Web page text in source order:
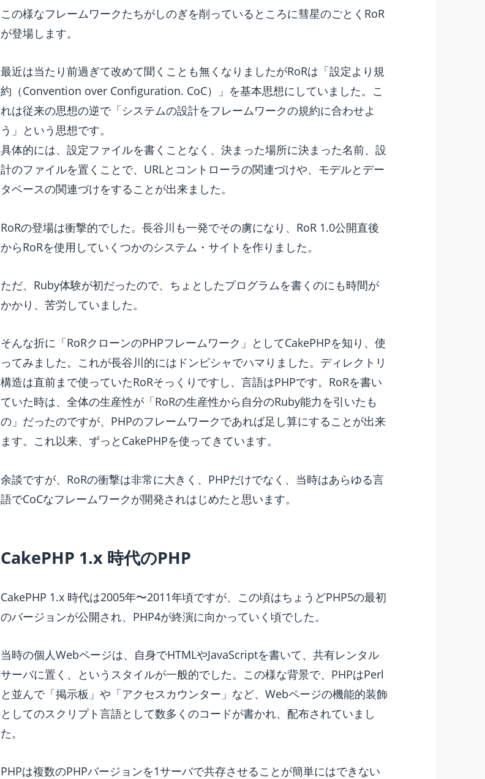
この様なフレームワークたちがしのぎを削っているところに彗星のごとくRoR
が登場します。
最近は当たり前過ぎて改めて聞くことも無くなりましたがRoRは「設定より規
約（Convention over Configuration. CoC）」を基本思想にしていました。こ
れは従来の思想の逆で「システムの設計をフレームワークの規約に合わせよ
う」という思想です。
具体的には、設定ファイルを書くことなく、決まった場所に決まった名前、設
計のファイルを置くことで、URLとコントローラの関連づけや、モデルとデー
タベースの関連づけをすることが出来ました。
RoRの登場は衝撃的でした。長谷川も一発でその虜になり、RoR 1.0公開直後
からRoRを使用していくつかのシステム・サイトを作りました。
ただ、Ruby体験が初だったので、ちょとしたプログラムを書くのにも時間が
かかり、苦労していました。
そんな折に「RoRクローンのPHPフレームワーク」としてCakePHPを知り、使
ってみました。これが長谷川的にはドンピシャでハマりました。ディレクトリ
構造は直前まで使っていたRoRそっくりですし、言語はPHPです。RoRを書い
ていた時は、全体の生産性が「RoRの生産性から自分のRuby能力を引いたも
の」だったのですが、PHPのフレームワークであれば足し算にすることが出来
ます。これ以来、ずっとCakePHPを使ってきています。
余談ですが、RoRの衝撃は非常に大きく、PHPだけでなく、当時はあらゆる言
語でCoCなフレームワークが開発されはじめたと思います。
CakePHP 1.x 時代のPHP
CakePHP 1.x 時代は2005年〜2011年頃ですが、この頃はちょうどPHP5の最初
のバージョンが公開され、PHP4が終演に向かっていく頃でした。
当時の個人Webページは、自身でHTMLやJavaScriptを書いて、共有レンタル
サーバに置く、というスタイルが一般的でした。この様な背景で、PHPはPerl
と並んで「掲示板」や「アクセスカウンター」など、Webページの機能的装飾
としてのスクリプト言語として数多くのコードが書かれ、配布されていまし
た。
PHPは複数のPHPバージョンを1サーバで共存させることが簡単にはできない